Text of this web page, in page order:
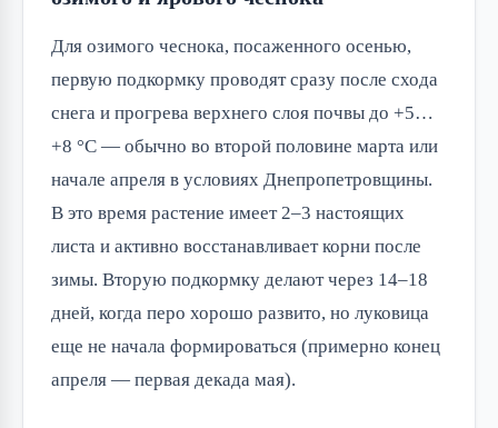
Для озимого чеснока, посаженного осенью,
первую подкормку проводят сразу после схода
снега и прогрева верхнего слоя почвы до +5…
+8 °C — обычно во второй половине марта или
начале апреля в условиях Днепропетровщины.
В это время растение имеет 2–3 настоящих
листа и активно восстанавливает корни после
зимы. Вторую подкормку делают через 14–18
дней, когда перо хорошо развито, но луковица
еще не начала формироваться (примерно конец
апреля — первая декада мая).